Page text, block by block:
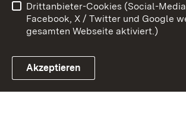
Link zum Landesportal
Impressum
Cookies
Drittanbieter-Cookies (Social-
Facebook, X / Twitter und Google
gesamten Webseite aktiviert.)
Akzeptieren